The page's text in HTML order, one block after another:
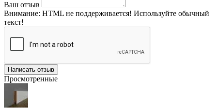
Ваш отзыв
Внимание: HTML не поддерживается! Используйте обычный
текст!
Написать отзыв
Просмотренные